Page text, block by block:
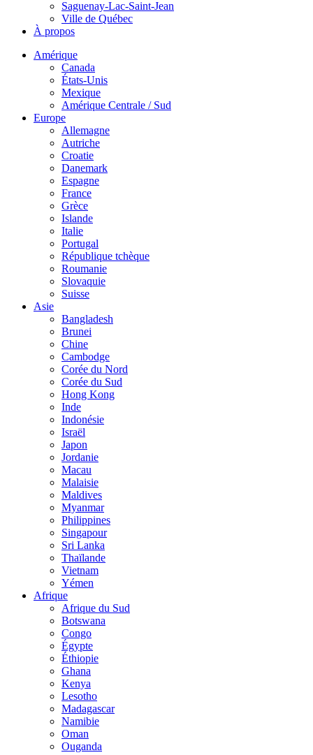
Saguenay-Lac-Saint-Jean
Ville de Québec
À propos
Amérique
Canada
États-Unis
Mexique
Amérique Centrale / Sud
Europe
Allemagne
Autriche
Croatie
Danemark
Espagne
France
Grèce
Islande
Italie
Portugal
République tchèque
Roumanie
Slovaquie
Suisse
Asie
Bangladesh
Brunei
Chine
Cambodge
Corée du Nord
Corée du Sud
Hong Kong
Inde
Indonésie
Israël
Japon
Jordanie
Macau
Malaisie
Maldives
Myanmar
Philippines
Singapour
Sri Lanka
Thaïlande
Vietnam
Yémen
Afrique
Afrique du Sud
Botswana
Congo
Égypte
Éthiopie
Ghana
Kenya
Lesotho
Madagascar
Namibie
Oman
Ouganda